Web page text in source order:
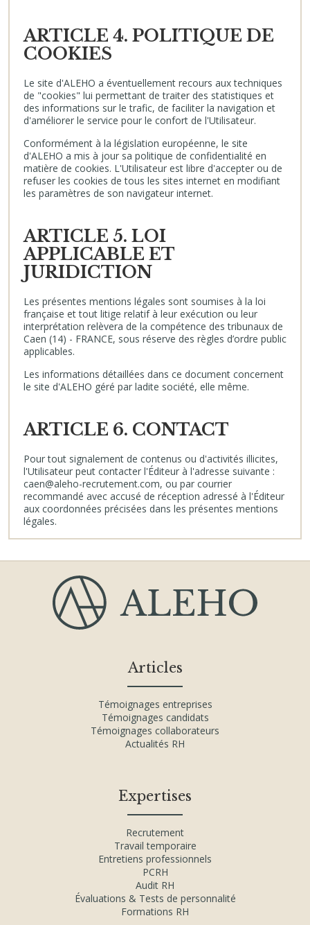
ARTICLE 4. POLITIQUE DE
COOKIES
Le site d'ALEHO a éventuellement recours aux techniques
de "cookies" lui permettant de traiter des statistiques et
des informations sur le trafic, de faciliter la navigation et
d'améliorer le service pour le confort de l'Utilisateur.
Conformément à la législation européenne, le site
d'ALEHO a mis à jour sa politique de confidentialité en
matière de cookies. L'Utilisateur est libre d'accepter ou de
refuser les cookies de tous les sites internet en modifiant
les paramètres de son navigateur internet.
ARTICLE 5. LOI
APPLICABLE ET
JURIDICTION
Les présentes mentions légales sont soumises à la loi
française et tout litige relatif à leur exécution ou leur
interprétation relèvera de la compétence des tribunaux de
Caen (14) - FRANCE, sous réserve des règles d’ordre public
applicables.
Les informations détaillées dans ce document concernent
le site d'ALEHO géré par ladite société, elle même.
ARTICLE 6. CONTACT
Pour tout signalement de contenus ou d'activités illicites,
l'Utilisateur peut contacter l'Éditeur à l'adresse suivante :
caen@aleho-recrutement.com, ou par courrier
recommandé avec accusé de réception adressé à l'Éditeur
aux coordonnées précisées dans les présentes mentions
légales.
Articles
Témoignages entreprises
Témoignages candidats
Témoignages collaborateurs
Actualités RH
Expertises
Recrutement
Travail temporaire
Entretiens professionnels
PCRH
Audit RH
Évaluations & Tests de personnalité
Formations RH